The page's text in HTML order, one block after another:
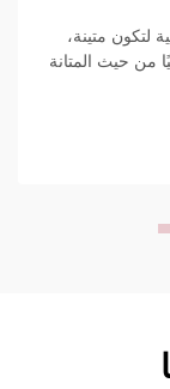
لتكون متينة،
عالميًا من حيث المتانة